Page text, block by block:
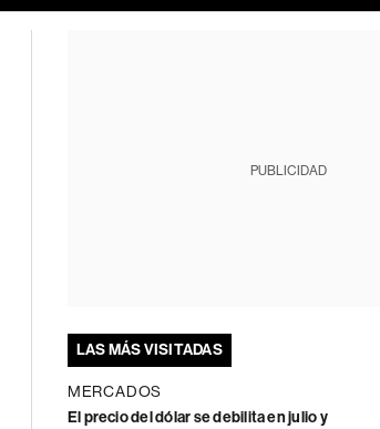
PUBLICIDAD
LAS MÁS VISITADAS
MERCADOS
El precio del dólar se debilita en julio y